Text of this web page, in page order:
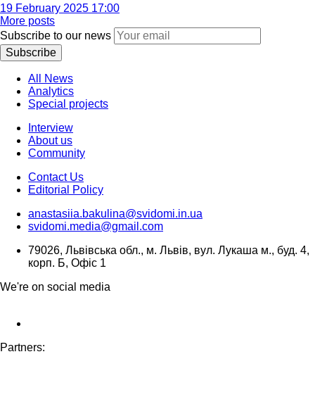
19 February 2025 17:00
More posts
Subscribe to our news
Subscribe
All News
Analytics
Special projects
Interview
About us
Community
Contact Us
Editorial Policy
anastasiia.bakulina@svidomi.in.ua
svidomi.media@gmail.com
79026, Львівська обл., м. Львів, вул. Лукаша м., буд. 4,
корп. Б, Офіс 1
We're on social media
Partners: